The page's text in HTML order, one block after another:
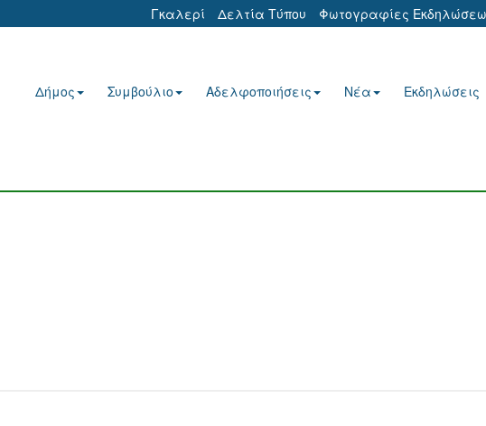
Γκαλερί Δελτία Τύπου Φωτογραφίες
Δήμος Συμβούλιο Αδελφοποιήσεις Νέα Εκδηλώσεις